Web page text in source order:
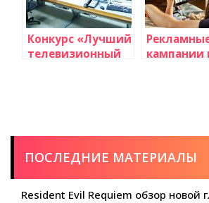
Конкурс «Лучший
телевизионный
кампании
ПОСЛЕДНИЕ МАТЕРИАЛЫ
Resident Evil Requiem обзор новой